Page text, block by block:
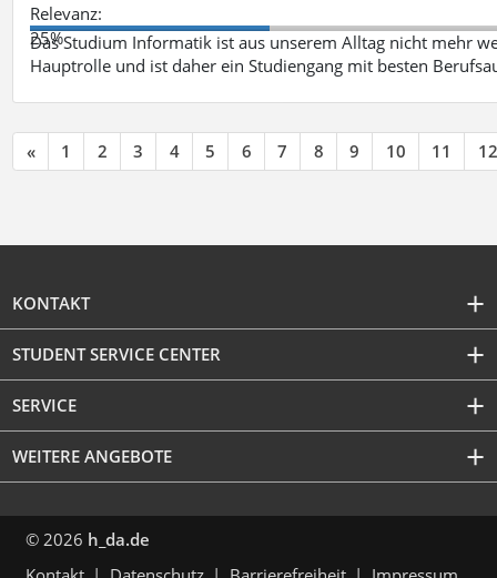
Relevanz:
25%
Das Studium Informatik ist aus unserem Alltag nicht mehr
Hauptrolle und ist daher ein Studiengang mit besten
« 1 2 3 4 5 6 7 8 9 10 11 12
KONTAKT
STUDENT SERVICE CENTER
SERVICE
WEITERE ANGEBOTE
© 2026 h_da.de